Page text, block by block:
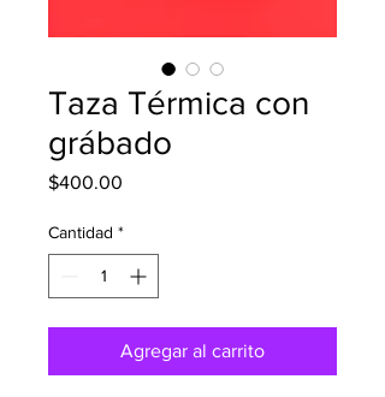
Taza Térmica con
grábado
$400.00
Cantidad *
Agregar al carrito